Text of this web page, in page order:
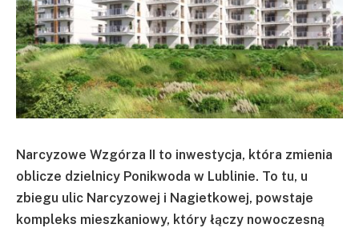
Narcyzowe Wzgórza II to inwestycja, która zmienia
oblicze dzielnicy Ponikwoda w Lublinie. To tu, u
zbiegu ulic Narcyzowej i Nagietkowej, powstaje
kompleks mieszkaniowy, który łączy nowoczesną